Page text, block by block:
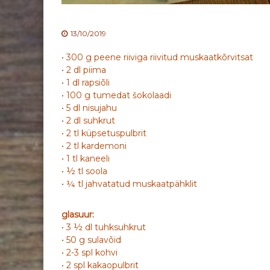
13/10/2019
• 300 g peene riiviga riivitud muskaatkõrvitsat
• 2 dl piima
• 1 dl rapsiõli
• 100 g tumedat šokolaadi
• 5 dl nisujahu
• 2 dl suhkrut
• 2 tl küpsetuspulbrit
• 2 tl kardemoni
• 1 tl kaneeli
• ½ tl soola
• ¼ tl jahvatatud muskaatpähklit
glasuur:
• 3 ½ dl tuhksuhkrut
• 50 g sulavõid
• 2-3 spl kohvi
• 2 spl kakaopulbrit